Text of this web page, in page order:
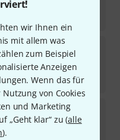
wir Ihnen ein
mit allem was
zum Beispiel
Anzeigen
Wenn das für
von Cookies
und Marketing
„Geht klar“ zu (alle
).
600
System